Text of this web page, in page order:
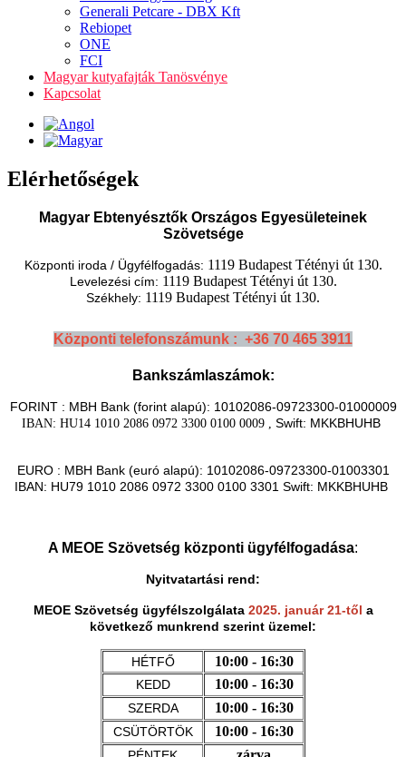
Generali Petcare - DBX Kft
Rebiopet
ONE
FCI
Magyar kutyafajták Tanösvénye
Kapcsolat
Elérhetőségek
Magyar Ebtenyésztők Országos Egyesületeinek
Szövetsége
Központi iroda / Ügyfélfogadás: 1119 Budapest Tétényi út 130.
Levelezési cím: 1119 Budapest Tétényi út 130.
Székhely: 1119 Budapest Tétényi út 130.
Központi telefonszámunk : +36 70 465 3911
Bankszámlaszámok:
FORINT : MBH Bank (forint alapú): 10102086-09723300-01000009
IBAN: HU14 1010 2086 0972 3300 0100 0009 , Swift: MKKBHUHB
EURO : MBH Bank (euró alapú): 10102086-09723300-01003301
IBAN: HU79 1010 2086 0972 3300 0100 3301 Swift: MKKBHUHB
A MEOE Szövetség központi ügyfélfogadása:
Nyitvatartási rend:
MEOE Szövetség ügyfélszolgálata 2025. január 21-től a
következő munkrend szerint üzemel:
HÉTFŐ 10:00 - 16:30
KEDD 10:00 - 16:30
SZERDA 10:00 - 16:30
CSÜTÖRTÖK 10:00 - 16:30